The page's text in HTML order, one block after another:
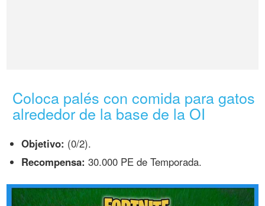
Coloca palés con comida para gatos
alrededor de la base de la OI
Objetivo: (0/2).
Recompensa: 30.000 PE de Temporada.